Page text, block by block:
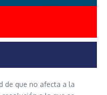
de que no afecta a la